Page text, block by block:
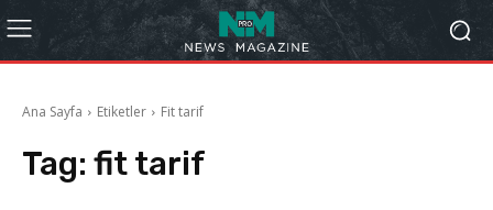
Ana Sayfa Etiketler Fit tarif
Tag: fit tarif